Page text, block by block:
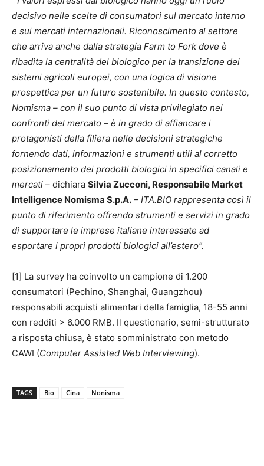
decisivo nelle scelte di consumatori sul mercato interno
e sui mercati internazionali. Riconoscimento al settore
che arriva anche dalla strategia Farm to Fork dove è
ribadita la centralità del biologico per la transizione dei
sistemi agricoli europei, con una logica di visione
prospettica per un futuro sostenibile. In questo contesto,
Nomisma – con il suo punto di vista privilegiato nei
confronti del mercato – è in grado di affiancare i
protagonisti della filiera nelle decisioni strategiche
fornendo dati, informazioni e strumenti utili al corretto
posizionamento dei prodotti biologici in specifici canali e
mercati – dichiara Silvia Zucconi, Responsabile Market
Intelligence Nomisma S.p.A. – ITA.BIO rappresenta così il
punto di riferimento offrendo strumenti e servizi in grado
di supportare le imprese italiane interessate ad
esportare i propri prodotti biologici all’estero”.
[1] La survey ha coinvolto un campione di 1.200
consumatori (Pechino, Shanghai, Guangzhou)
responsabili acquisti alimentari della famiglia, 18-55 anni
con redditi > 6.000 RMB. Il questionario, semi-strutturato
a risposta chiusa, è stato somministrato con metodo
CAWI (Computer Assisted Web Interviewing).
TAGS Bio Cina Nonisma